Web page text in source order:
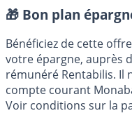
Placement sans risque
🎁 Bon plan
Bénéficiez de cette
votre épargne, auprès
rémunéré Rentabilis. Il